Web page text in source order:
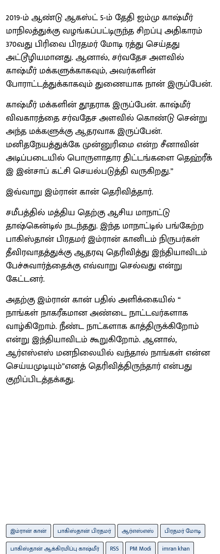
2019-ம் ஆண்டு ஆகஸ்ட் 5-ம் தேதி ஜம்மு காஷ்மீர்
மாநிலத்துக்கு வழங்கப்பட்டிருந்த சிறப்பு அதிகாரம்
370வது பிரிவை பிரதமர் மோடி ரத்து செய்தது
அட்டூழியமானது. ஆனால், சர்வதேச அளவில்
காஷ்மீர் மக்களுக்காகவும், அவர்களின்
போராட்டத்துக்காகவும் துணையாக நான் இருப்பேன்.
காஷ்மீர் மக்களின் தூதராக இருப்பேன். காஷ்மீர்
விவகாரத்தை சர்வதேச அளவில் கொண்டு சென்று
அந்த மக்களுக்கு ஆதரவாக இருப்பேன்.
மனிதநேயத்துக்கே முன்னுரிமை என்ற சீனாவின்
அடிப்படையில் பொருளாதார திட்டங்களை தெஹ்ரீக்
இ இன்சாப் கட்சி செயல்படுத்தி வருகிறது.”
இவ்வாறு இம்ரான் கான் தெரிவித்தார்.
சமீபத்தில் மத்திய தெற்கு ஆசிய மாநாட்டு
தாஷ்கென்டில் நடந்தது. இந்த மாநாட்டில் பங்கேற்ற
பாகிஸ்தான் பிரதமர் இம்ரான் கானிடம் நிருபர்கள்
தீவிரவாதத்துக்கு ஆதரவு தெரிவித்து இந்தியாவிடம்
பேச்சுவார்த்தைக்கு எவ்வாறு செல்வது என்று
கேட்டனர்.
அதற்கு இம்ரான் கான் பதில் அளிக்கையில் “
நாங்கள் நாகரீகமான அண்டை நாட்டவர்களாக
வாழ்கிறோம். நீண்ட நாட்களாக காத்திருக்கிறோம்
என்று இந்தியாவிடம் கூறுகிறோம். ஆனால்,
ஆர்எஸ்எஸ் மனநிலையில் வந்தால் நாங்கள் என்ன
செய்யமுடியும்”எனத் தெரிவித்திருந்தார் என்பது
குறிப்பிடத்தக்கது.
இம்ரான் கான் பாகிஸ்தான் பிரதமர் ஆர்எஸ்எஸ்
பிரதமர் மோடி
பாகிஸ்தான் ஆக்கிரமிப்பு காஷ்மீர்
RSS PM Modi
imran khan